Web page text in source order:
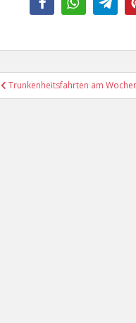
Trunkenheitsfahrten am